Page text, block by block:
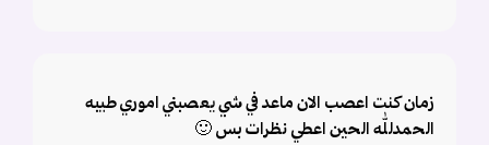
زمان كنت اعصب الان ماعد في شي يعصبني اموري طيبه
الحمدلله الحين اعطي نظرات بس 🙂